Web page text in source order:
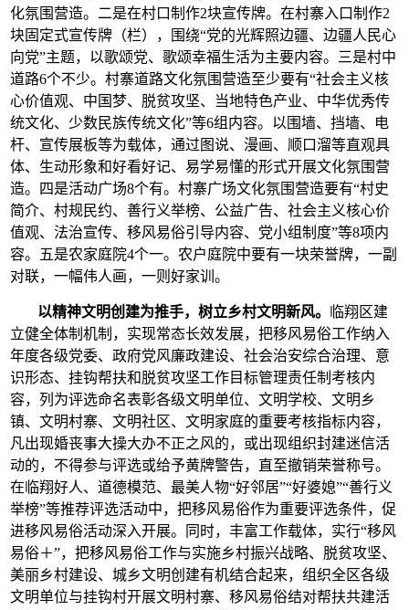
化氛围营造。二是在村口制作2块宣传牌。在村寨入口制作2
块固定式宣传牌（栏），围绕“党的光辉照边疆、边疆人民心
向党”主题，以歌颂党、歌颂幸福生活为主要内容。三是村中
道路6个不少。村寨道路文化氛围营造至少要有“社会主义核
心价值观、中国梦、脱贫攻坚、当地特色产业、中华优秀传
统文化、少数民族传统文化”等6组内容。以围墙、挡墙、电
杆、宣传展板等为载体，通过图说、漫画、顺口溜等直观具
体、生动形象和好看好记、易学易懂的形式开展文化氛围营
造。四是活动广场8个有。村寨广场文化氛围营造要有“村史
简介、村规民约、善行义举榜、公益广告、社会主义核心价
值观、法治宣传、移风易俗引导内容、党小组制度”等8项内
容。五是农家庭院4个一。农户庭院中要有一块荣誉牌，一副
对联，一幅伟人画，一则好家训。
以精神文明创建为推手，树立乡村文明新风。
临翔区建
立健全体制机制，实现常态长效发展，把移风易俗工作纳入
年度各级党委、政府党风廉政建设、社会治安综合治理、意
识形态、挂钩帮扶和脱贫攻坚工作目标管理责任制考核内
容，列为评选命名表彰各级文明单位、文明学校、文明乡
镇、文明村寨、文明社区、文明家庭的重要考核指标内容，
凡出现婚丧事大操大办不正之风的，或出现组织封建迷信活
动的，不得参与评选或给予黄牌警告，直至撤销荣誉称号。
在临翔好人、道德模范、最美人物“好邻居”“好婆媳”“善行义
举榜”等推荐评选活动中，把移风易俗作为重要评选条件，促
进移风易俗活动深入开展。同时，丰富工作载体，实行“移风
易俗＋”，把移风易俗工作与实施乡村振兴战略、脱贫攻坚、
美丽乡村建设、城乡文明创建有机结合起来，组织全区各级
文明单位与挂钩村开展文明村寨、移风易俗结对帮扶共建活